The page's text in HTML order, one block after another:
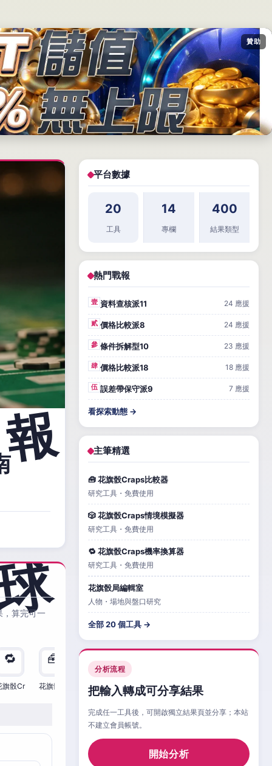
贊助
算完可一
🔁
旗骰Cr
🧰
花旗骰Cr
🧮
花旗骰Cr 花旗骰Cr 花旗骰Cr
平台數據
20
工具
14
專欄
400
結果類型
熱門戰報
壹 資料查核派11 24 應援
貳 價格比較派8 24 應援
參 條件拆解型10 23 應援
肆 價格比較派18 18 應援
伍 誤差帶保守派9 7 應援
看探索動態 →
主筆精選
🧰 花旗骰Craps比較器
研究工具・免費使用
🎲 花旗骰Craps情境模擬器
研究工具・免費使用
🔁 花旗骰Craps機率換算器
研究工具・免費使用
花旗骰局編輯室
人物・場地與盤口研究
全部 20 個工具 →
分析流程
把輸入轉成可分享結果
完成任一工具後，可開啟獨立結果頁並分享；本站
不建立會員帳號。
開始分析